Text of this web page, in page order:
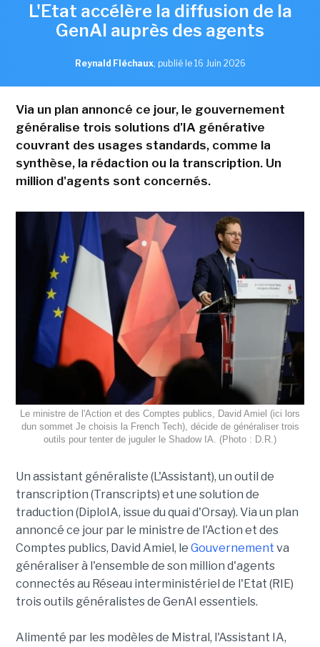
L'Etat accélère la diffusion de la
GenAI auprès des agents
Reynald Fléchaux, publié le 16 Juin 2026
Via un plan annoncé ce jour, le gouvernement
généralise trois solutions d'IA générative
couvrant des usages standards, comme la
synthèse, la rédaction ou la transcription. Un
million d'agents sont concernés.
Le ministre de l'Action et des Comptes publics, David Amiel (ici lors
dun sommet Je choisis la French Tech), décide de généraliser trois
outils pour tenter de juguler le Shadow IA. (Photo : D.R.)
Un assistant généraliste (L'Assistant), un outil de
transcription (Transcripts) et une solution de
traduction (DiploIA, issue du quai d'Orsay). Via un plan
annoncé ce jour par le ministre de l'Action et des
Comptes publics, David Amiel, le Gouvernement va
généraliser à l'ensemble de son million d'agents
connectés au Réseau interministériel de l'Etat (RIE)
trois outils généralistes de GenAI essentiels.
Alimenté par les modèles de Mistral, l'Assistant IA,